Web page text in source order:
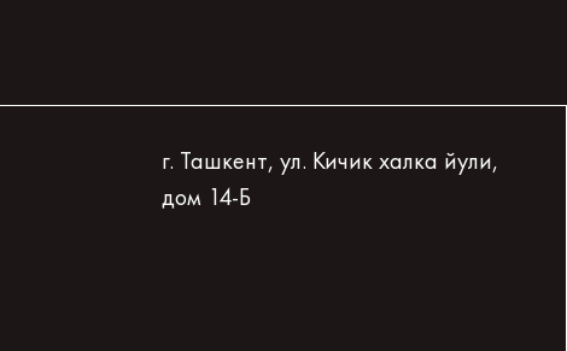
г. Ташкент, ул. Кичик халка йули,
дом 14-Б